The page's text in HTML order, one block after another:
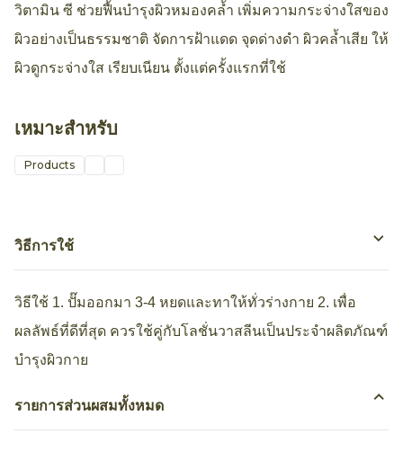
วิตามิน ซี ช่วยฟื้นบำรุงผิวหมองคล้ำ เพิ่มความกระจ่างใสของ
ผิวอย่างเป็นธรรมชาติ จัดการฝ้าแดด จุดด่างดำ ผิวคล้ำเสีย ให้
ผิวดูกระจ่างใส เรียบเนียน ตั้งแต่ครั้งแรกที่ใช้
เหมาะสำหรับ
Products
วิธีการใช้
วิธีใช้ 1. ปั๊มออกมา 3-4 หยดและทาให้ทั่วร่างกาย 2. เพื่อ
ผลลัพธ์ที่ดีที่สุด ควรใช้คู่กับโลชั่นวาสลีนเป็นประจำผลิตภัณฑ์
บำรุงผิวกาย
รายการส่วนผสมทั้งหมด